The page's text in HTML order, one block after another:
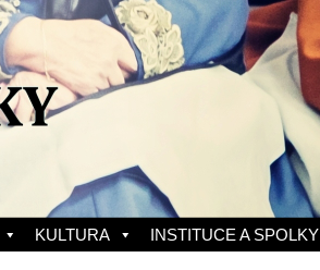
KULTURA INSTITUCE A SPOLKY